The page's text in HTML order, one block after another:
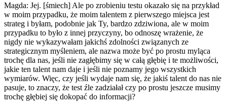
Magda: Jej. [śmiech] Ale po zrobieniu testu okazało się na przykład
w moim przypadku, że moim talentem z pierwszego miejsca jest
strateg i byłam, podobnie jak Ty, bardzo zdziwiona, ale w moim
przypadku to było z innej przyczyny, bo odnoszę wrażenie, że
nigdy nie wykazywałam jakichś zdolności związanych ze
strategicznym myśleniem, ale nazwa może być po prostu myląca
trochę dla nas, jeśli nie zagłębimy się w całą głębię i te możliwości,
jakie ten talent nam daje i jeśli nie poznamy jego wszystkich
wymiarów. Więc, czy jeśli wydaje nam się, że jakiś talent do nas nie
pasuje, to znaczy, że test źle zadziałał czy po prostu jeszcze musimy
trochę głębiej się dokopać do informacji?